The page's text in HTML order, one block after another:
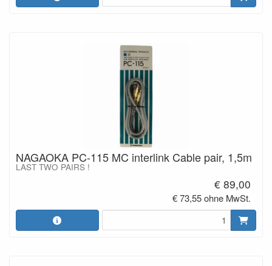
NAGAOKA PC-115 MC interlink Cable pair, 1,5m
LAST TWO PAIRS !
€ 89,00
€ 73,55 ohne MwSt.